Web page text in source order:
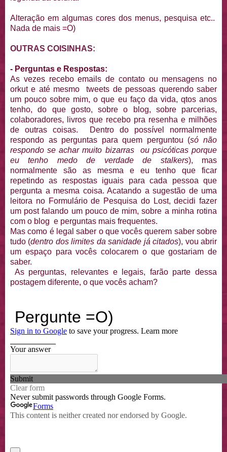
Alteração em algumas cores dos menus, pesquisa etc..
Nada de mais =O)
OUTRAS COISINHAS:
- Perguntas e Respostas:
As vezes recebo emails de contato ou mensagens no
orkut e até mesmo tweets de pessoas querendo saber
um pouco sobre mim, o que eu faço da vida, qtos anos
tenho, do que gosto, sobre o blog, sobre parcerias,
colaboradores, livros que recebo pra resenha e milhões
de outras coisas. Dentro do possível normalmente
respondo as perguntas para quem perguntou (só não
respondo se achar muito bizarras ou psicóticas porque
eu tenho medo de verdade de stalkers), mas
normalmente são as mesma e eu tenho que ficar
repetindo as respostas iguais para cada pessoa que
pergunta a mesma coisa. Acatando a sugestão de uma
leitora no Formulário de Pesquisa do Lost, decidi fazer
um post falando um pouco de mim, sobre a minha rotina
com o blog e perguntas mais frequentes.
Mas como é legal saber o que vocês querem saber sobre
tudo (dentro dos limites da sanidade já citados), vou abrir
um espaço para vocês colocarem o que gostariam de
saber.
As perguntas, relevantes e legais, farão parte dessa
postagem diferente, o que vocês acham?